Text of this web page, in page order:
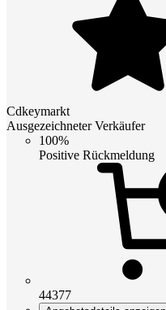
Cdkeymarkt
Ausgezeichneter Verkäufer
100%
Positive Rückmeldung
44377